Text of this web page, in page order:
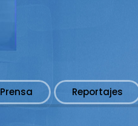
Prensa Reportajes